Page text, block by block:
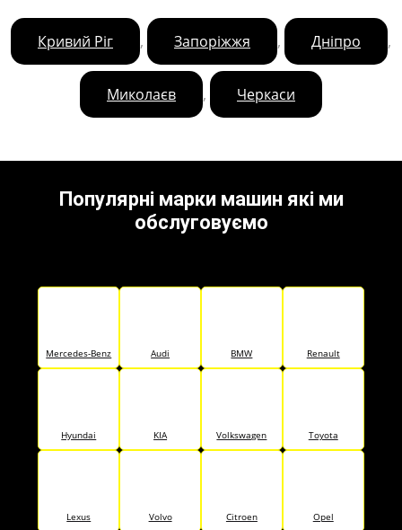
Кривий Ріг , Запоріжжя , Дніпро ,
Миколаєв , Черкаси
Популярні марки машин які ми
обслуговуємо
Mercedes-Benz Audi BMW Renault
Hyundai KIA Volkswagen Toyota
Lexus Volvo Citroen Opel